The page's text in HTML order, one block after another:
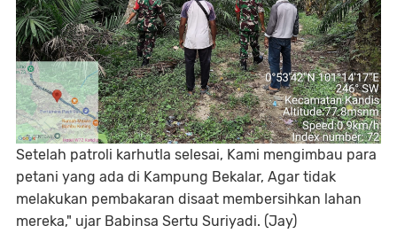
Setelah patroli karhutla selesai, Kami mengimbau para
petani yang ada di Kampung Bekalar, Agar tidak
melakukan pembakaran disaat membersihkan lahan
mereka," ujar Babinsa Sertu Suriyadi. (Jay)